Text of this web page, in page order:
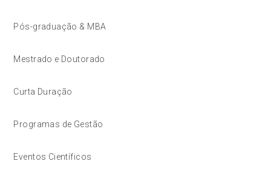
Pós-graduação & MBA
Mestrado e Doutorado
Curta Duração
Programas de Gestão
Eventos Científicos